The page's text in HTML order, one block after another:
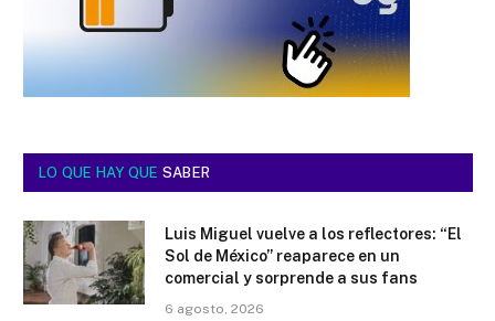
LO QUE HAY QUE SABER
Luis Miguel vuelve a los reflectores: “El
Sol de México” reaparece en un
comercial y sorprende a sus fans
6 agosto, 2026